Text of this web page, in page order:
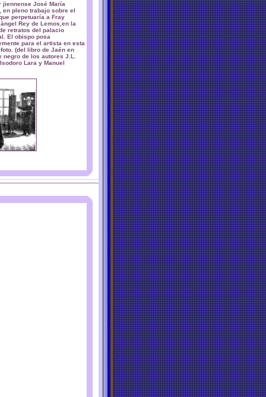
jiennense José María
en pleno trabajo sobre el
perpetuaría a Fray
Rey de Lemos,en la
retratos del palacio
El obispo posa
para el artista en esta
(del libro de Jaén en
negro de los autores J.L.
Lara y Manuel